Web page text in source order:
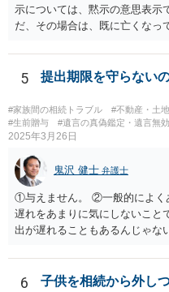
示については、黙示の意思表示
だ、その場合は、既に亡くなっ
持ち戻し免除の意思表示は書面
う結論は変わりません。 誤解
た。 文言については、「〇〇
戻しをすべて免除する」という
心配ならば、弁護士のところに
ついて説明した上で、適切な文
しょうか。
5 提出期限を守らない
#家族間の相続トラブル #不動産・土
#生前贈与
#遺言の真偽鑑定・遺言無効
2025年3月26日
鬼沢 健士 弁護士
①与えません。 ②一般的によく
遅れをあまりに気にしないこと
出が遅れることもあるんじゃな
6
子供を相続から外し